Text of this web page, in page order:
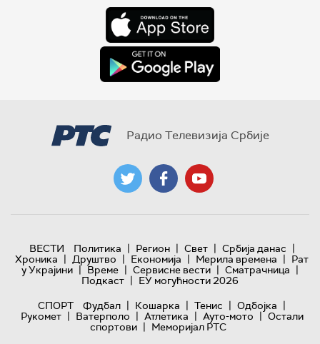
Радио Телевизија Србије
ВЕСТИ Политика | Регион | Свет | Србија данас |
Хроника | Друштво | Економија | Мерила времена | Рат
у Украјини | Време | Сервисне вести | Сматрачница |
Подкаст | ЕУ могућности 2026
СПОРТ
Фудбал | Кошарка | Тенис | Одбојка |
Рукомет | Ватерполо | Атлетика | Ауто-мото | Остали
спортови | Меморијал РТС